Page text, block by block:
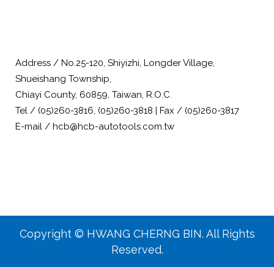
Address / No.25-120, Shiyizhi, Longder Village,
Shueishang Township,
Chiayi County, 60859, Taiwan, R.O.C.
Tel / (05)260-3816, (05)260-3818 | Fax / (05)260-3817
E-mail / hcb@hcb-autotools.com.tw
Copyright © HWANG CHERNG BIN. All Rights
Reserved.